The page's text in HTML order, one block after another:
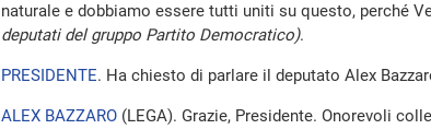
naturale e dobbiamo essere tutti uniti su questo, perché
deputati del gruppo Partito Democratico).
PRESIDENTE. Ha chiesto di parlare il deputato Alex
ALEX BAZZARO (LEGA). Grazie, Presidente. Onorevoli